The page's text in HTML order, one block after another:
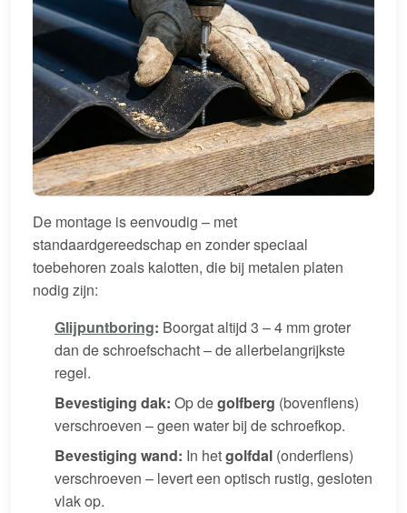
De montage is eenvoudig – met
standaardgereedschap en zonder speciaal
toebehoren zoals kalotten, die bij metalen platen
nodig zijn:
Glijpuntboring: Boorgat altijd 3 – 4 mm groter
dan de schroefschacht – de allerbelangrijkste
regel.
Bevestiging dak: Op degolfberg (bovenflens)
verschroeven – geen water bij de schroefkop.
Bevestiging wand: In hetgolfdal (onderflens)
verschroeven – levert een optisch rustig, gesloten
vlak op.